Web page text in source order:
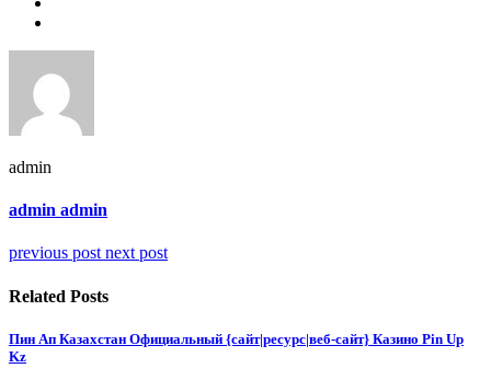
admin
admin admin
previous post next post
Related Posts
Пин Ап Казахстан Официальный {сайт|ресурс|веб-сайт} Казино Pin Up
Kz